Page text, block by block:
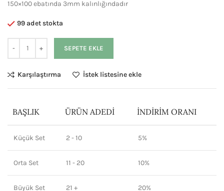
150×100 ebatında 3mm kalınlığındadır
99 adet stokta
SEPETE EKLE
Karşılaştırma İstek listesine ekle
BAŞLIK ÜRÜN ADEDI İNDIRIM ORANI
Küçük Set 2 - 10 5%
Orta Set 11 - 20 10%
Büyük Set 21 + 20%